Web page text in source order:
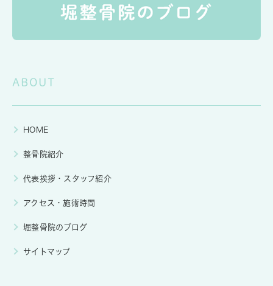
ABOUT
HOME
整骨院紹介
代表挨拶・スタッフ紹介
アクセス・施術時間
堀整骨院のブログ
サイトマップ